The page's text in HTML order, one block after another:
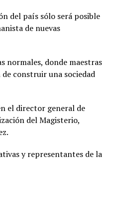
del país sólo será posible
de nuevas
normales, donde maestras
construir una sociedad
el director general de
del Magisterio,
y representantes de la